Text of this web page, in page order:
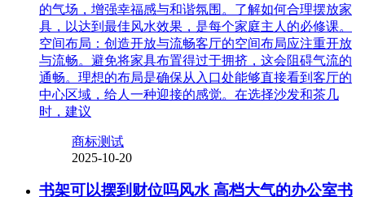
的气场，增强幸福感与和谐氛围。了解如何合理摆放家
具，以达到最佳风水效果，是每个家庭主人的必修课。
空间布局：创造开放与流畅客厅的空间布局应注重开放
与流畅。避免将家具布置得过于拥挤，这会阻碍气流的
通畅。理想的布局是确保从入口处能够直接看到客厅的
中心区域，给人一种迎接的感觉。在选择沙发和茶几
时，建议
商标测试
2025-10-20
书架可以摆到财位吗风水 高档大气的办公室书